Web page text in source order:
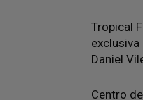
Tropical
Daniel
Centro